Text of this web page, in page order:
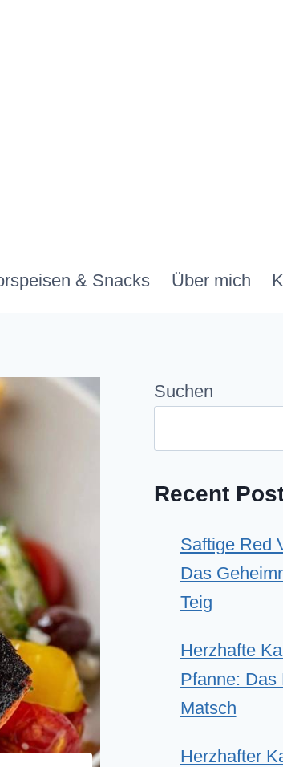
& Snacks Über mich
Suchen
Recent
Saftige Red
Das
Teig
Herzhafte
Pfanne: Das
Matsch
Herzhafter